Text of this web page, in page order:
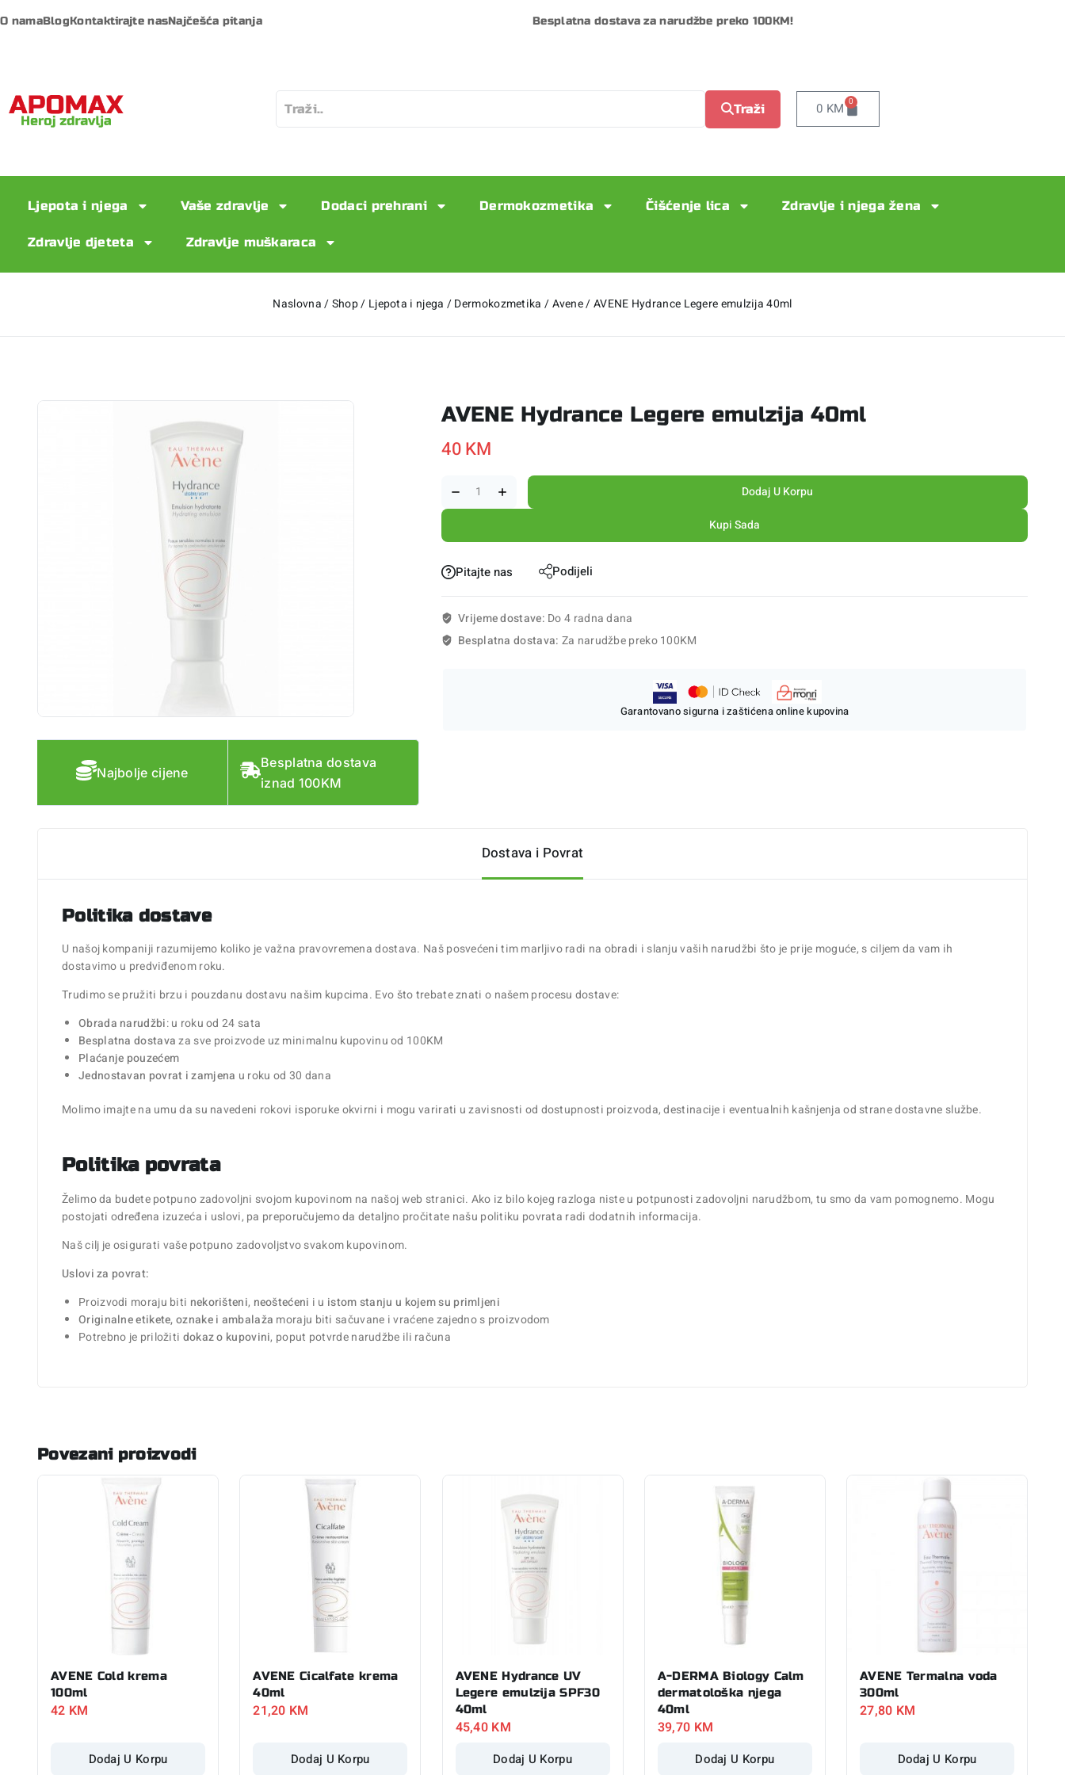
O namaBlogKontaktirajte nasNajčešća pitanja Besplatna dostava za narudžbe preko 100KM!
Traži 0 KM 0
Ljepota i njega Vaše zdravlje Dodaci prehrani Dermokozmetika Čišćenje lica Zdravlje i njega žena
Zdravlje djeteta Zdravlje muškaraca
Naslovna /Shop/ Ljepota i njega /Dermokozmetika /Avene/AVENE Hydrance Legere emulzija 40ml
Najbolje cijene
Besplatna dostava
iznad 100KM
AVENE Hydrance Legere emulzija 40ml
40KM
Dodaj U Korpu
Kupi Sada
Pitajte nas Podijeli
Vrijeme dostave: Do 4 radna dana
Besplatna dostava: Za narudžbe preko 100KM
Garantovano sigurna i zaštićena online kupovina
Dostava i Povrat
Politika dostave
U našoj kompaniji razumijemo koliko je važna pravovremena dostava. Naš posvećeni tim marljivo radi na obradi i slanju vaših narudžbi što je prije moguće, s ciljem da vam ih
dostavimo u predviđenom roku.
Trudimo se pružiti brzu i pouzdanu dostavu našim kupcima. Evo što trebate znati o našem procesu dostave:
Obrada narudžbi: u roku od 24 sata
Besplatna dostavaza sve proizvode uz minimalnu kupovinu od 100KM
Plaćanje pouzećem
Jednostavan povrat i zamjena u roku od 30 dana
Molimo imajte na umu da su navedeni rokovi isporuke okvirni i mogu varirati u zavisnosti od dostupnosti proizvoda, destinacije i eventualnih kašnjenja od strane dostavne službe.
Politika povrata
Želimo da budete potpuno zadovoljni svojom kupovinom na našoj web stranici. Ako iz bilo kojeg razloga niste u potpunosti zadovoljni narudžbom, tu smo da vam pomognemo. Mogu
postojati određena izuzeća i uslovi, pa preporučujemo da detaljno pročitate našu politiku povrata radi dodatnih informacija.
Naš cilj je osigurati vaše potpuno zadovoljstvo svakom kupovinom.
Uslovi za povrat:
Proizvodi moraju biti nekorišteni, neoštećeni i u istom stanju u kojem su primljeni
Originalne etikete, oznake i ambalaža moraju biti sačuvane i vraćene zajedno s proizvodom
Potrebno je priložiti dokaz o kupovini, poput potvrde narudžbe ili računa
Povezani proizvodi
AVENE Cold krema
100ml
42 KM
Dodaj U Korpu
AVENE Cicalfate krema
40ml
21,20 KM
Dodaj U Korpu
AVENE Hydrance UV
Legere emulzija SPF30
40ml
45,40 KM
Dodaj U Korpu
A-DERMA Biology Calm
dermatološka njega
40ml
39,70 KM
Dodaj U Korpu
AVENE Termalna voda
300ml
27,80 KM
Dodaj U Korpu